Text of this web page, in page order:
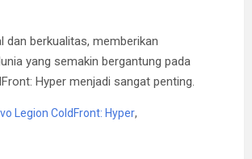
dan berkualitas, memberikan
yang semakin bergantung pada
Hyper menjadi sangat penting.
Legion ColdFront: Hyper,